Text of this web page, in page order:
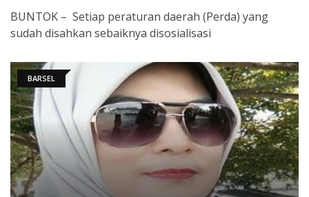
BUNTOK – Setiap peraturan daerah (Perda) yang
sudah disahkan sebaiknya disosialisasi
BARSEL